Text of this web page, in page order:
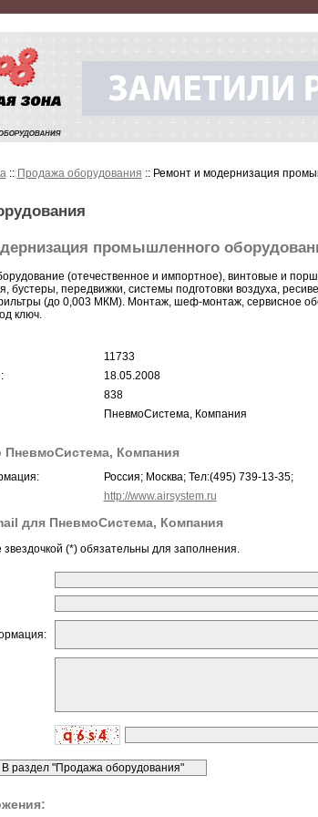
:: Продажа оборудования :: Ремонт и модернизация
промышленного
(отечественное и импортное), винтовые и
бустеры, передвижки, системы подготовки воздуха,
(до 0,003 МКМ). Монтаж, шеф-монтаж, сервисное
ключ.
11733
18.05.2008
838
ПневмоСистема, Компания
Компания
Россия; Москва; Тел:(495) 739-13-35;
http://www.airsystem.ru
для ПневмоСистема, Компания
(*) обязательны для заполнения.